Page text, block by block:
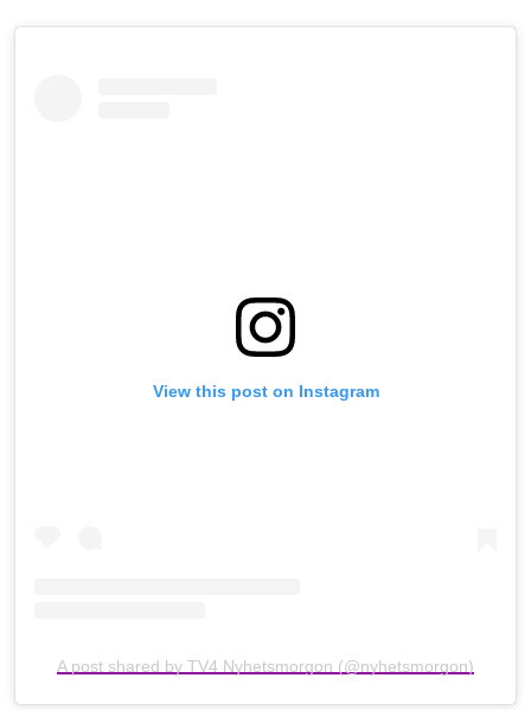
View this post on Instagram
A post shared by TV4 Nyhetsmorgon (@nyhetsmorgon)